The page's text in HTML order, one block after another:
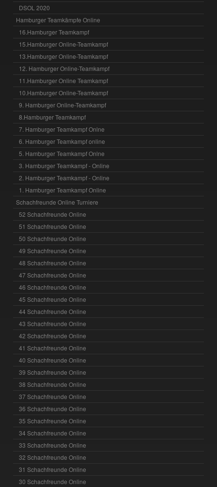
DSOL 2020
Hamburger Teamkämpfe Online
16.Hamburger Teamkampf
15.Hamburger Online-Teamkampf
13.Hamburger Online-Teamkampf
12. Hamburger Online-Teamkampf
11.Hamburger Online Teamkampf
10.Hamburger Online-Teamkampf
9. Hamburger Online-Teamkampf
8.Hamburger Teamkampf
7. Hamburger Teamkampf Onlne
6. Hamburger Teamkampf online
5. Hamburger Teamkampf Onlne
3. Hamburger Teamkampf - Online
2. Hamburger Teamkampf - Online
1. Hamburger Teamkampf Online
Schachfreunde Online Turniere
52 Schachfreunde Online
51 Schachfreunde Online
50 Schachfreunde Online
49 Schachfreunde Online
48 Schachfreunde Online
47 Schachfreunde Online
46 Schachfreunde Online
45 Schachfreunde Online
44 Schachfreunde Online
43 Schachfreunde Online
42 Schachfreunde Online
41 Schachfreunde Online
40 Schachfreunde Online
39 Schachfreunde Online
38 Schachfreunde Online
37 Schachfreunde Online
36 Schachfreunde Online
35 Schachfreunde Online
34 Schachfreunde Online
33 Schachfreunde Online
32 Schachfreunde Online
31 Schachfreunde Online
30 Schachfreunde Online